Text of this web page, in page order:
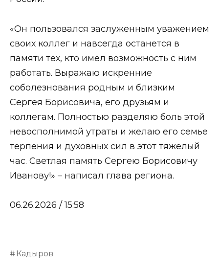
«Он пользовался заслуженным уважением
своих коллег и навсегда останется в
памяти тех, кто имел возможность с ним
работать. Выражаю искренние
соболезнования родным и близким
Сергея Борисовича, его друзьям и
коллегам. Полностью разделяю боль этой
невосполнимой утраты и желаю его семье
терпения и духовных сил в этот тяжелый
час. Светлая память Сергею Борисовичу
Иванову!» – написал глава региона.
06.26.2026 / 15:58
Кадыров